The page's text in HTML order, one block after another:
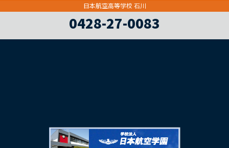
日本航空高等学校 石川
0428-27-0083